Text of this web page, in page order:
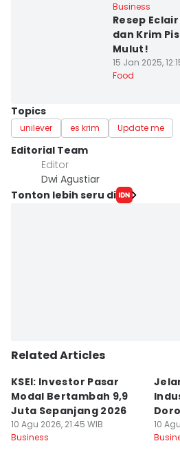
Business
Resep
dan Krim
Mulut!
15 Jan 2025,
Food
Topics
unilever es krim Update me
Editorial Team
Editor
Dwi Agustiar
Tonton lebih seru di
Related Articles
KSEI: Investor Pasar
Modal Bertambah 9,9
Juta Sepanjang 2026
10 Agu 2026, 21:45 WIB
Business
10